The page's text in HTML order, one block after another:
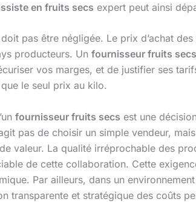
en fruits secs expert peut ainsi
pas être négligée. Le prix d’achat des
producteurs. Un fournisseur fruits secs
vos marges, et de justifier ses
le seul prix au kilo.
fournisseur fruits secs est une
pas de choisir un simple vendeur,
valeur. La qualité irréprochable des
de cette collaboration. Cette
Par ailleurs, dans un
transparente et stratégique des coûts